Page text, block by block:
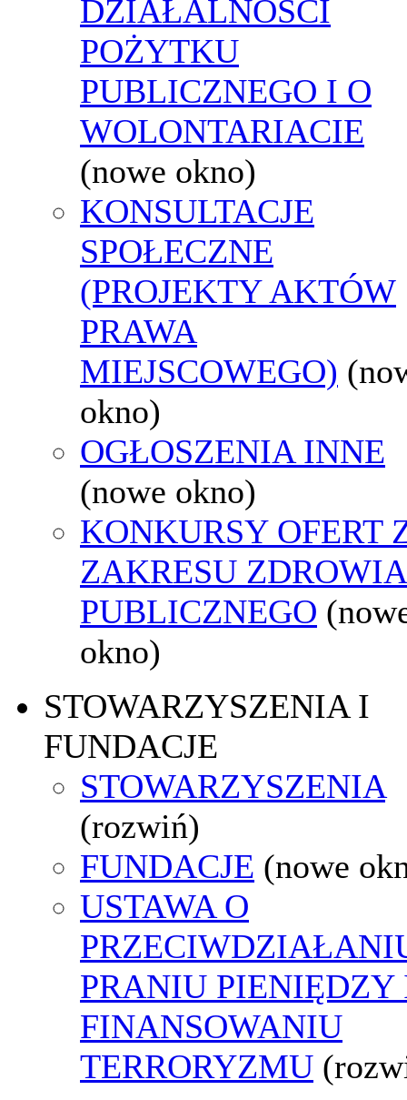
DZIAŁALNOŚCI
POŻYTKU
PUBLICZNEGO I O
WOLONTARIACIE
(nowe okno)
KONSULTACJE
SPOŁECZNE
(PROJEKTY AKTÓW
PRAWA
MIEJSCOWEGO)
okno)
OGŁOSZENIA INNE
(nowe okno)
KONKURSY OFERT
ZAKRESU ZDROWIA
PUBLICZNEGO
okno)
STOWARZYSZENIA I
FUNDACJE
STOWARZYSZENIA
(rozwiń)
FUNDACJE (nowe
USTAWA O
PRANIU PIENIĘDZY
FINANSOWANIU
TERRORYZMU